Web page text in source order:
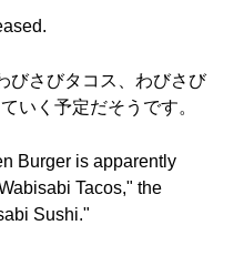
びさびタコス、わびさび
いく予定だそうです。
Burger is apparently
Tacos," the
Sushi."